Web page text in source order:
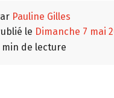
par Pauline Gilles
publié le dimanche 7 mai
min de lecture